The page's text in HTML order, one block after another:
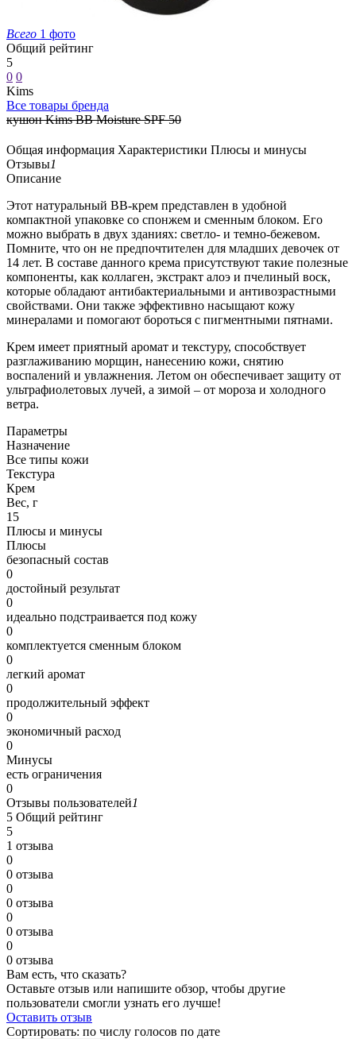
Всего 1 фото
Общий рейтинг
5
0 0
Kims
Все товары бренда
кушон Kims BB Moisture SPF 50
Общая информация Характеристики Плюсы и минусы
Отзывы1
Описание
Этот натуральный ВВ-крем представлен в удобной
компактной упаковке со спонжем и сменным блоком. Его
можно выбрать в двух зданиях: светло- и темно-бежевом.
Помните, что он не предпочтителен для младших девочек от
14 лет. В составе данного крема присутствуют такие полезные
компоненты, как коллаген, экстракт алоэ и пчелиный воск,
которые обладают антибактериальными и антивозрастными
свойствами. Они также эффективно насыщают кожу
минералами и помогают бороться с пигментными пятнами.
Крем имеет приятный аромат и текстуру, способствует
разглаживанию морщин, нанесению кожи, снятию
воспалений и увлажнения. Летом он обеспечивает защиту от
ультрафиолетовых лучей, а зимой – от мороза и холодного
ветра.
Параметры
Назначение
Все типы кожи
Текстура
Крем
Вес, г
15
Плюсы и минусы
Плюсы
безопасный состав
0
достойный результат
0
идеально подстраивается под кожу
0
комплектуется сменным блоком
0
легкий аромат
0
продолжительный эффект
0
экономичный расход
0
Минусы
есть ограничения
0
Отзывы пользователей1
5 Общий рейтинг
5
1 отзыва
0
0 отзыва
0
0 отзыва
0
0 отзыва
0
0 отзыва
Вам есть, что сказать?
Оставьте отзыв или напишите обзор, чтобы другие
пользователи смогли узнать его лучше!
Оставить отзыв
Сортировать: по числу голосов по дате